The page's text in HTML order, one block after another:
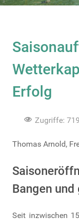
Erfolg
Zugriffe: 719
Thomas Arnold,
Bangen und
Seit inzwischen